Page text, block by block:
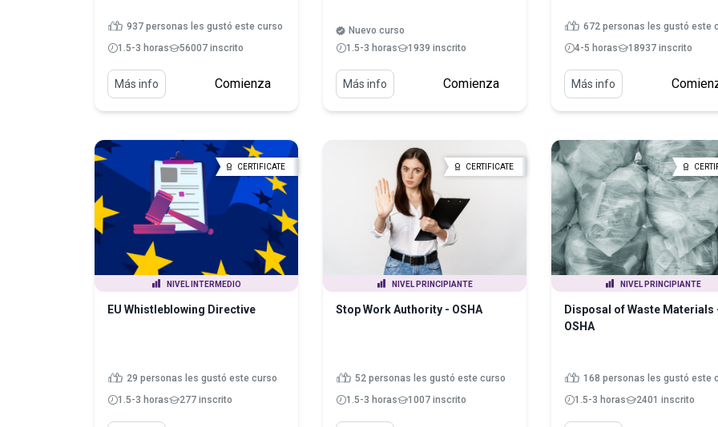
937 personas les gustó este curso
1.5-3 horas
56007 inscrito
Más info Comienza
Nuevo curso
1.5-3 horas
1939 inscrito
Más info Comienza
672 personas les gustó este
4-5 horas
18937 inscrito
Más info
CERTIFICATE
NIVEL INTERMEDIO
EU Whistleblowing Directive
29 personas les gustó este curso
1.5-3 horas
277 inscrito
CERTIFICATE
NIVEL PRINCIPIANTE
Stop Work Authority - OSHA
52 personas les gustó este curso
1.5-3 horas
1007 inscrito
NIVEL PRINCIPIANTE
Disposal of Waste Materials
OSHA
168 personas les gustó este
1.5-3 horas
2401 inscrito